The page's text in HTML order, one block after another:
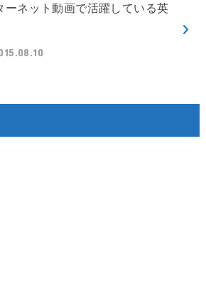
ーネット動画で活躍している英